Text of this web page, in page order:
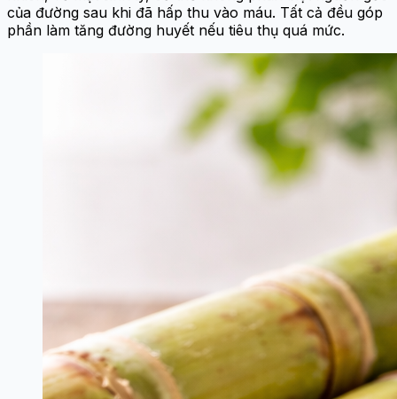
của đường sau khi đã hấp thu vào máu. Tất cả đều góp
phần làm tăng đường huyết nếu tiêu thụ quá mức.